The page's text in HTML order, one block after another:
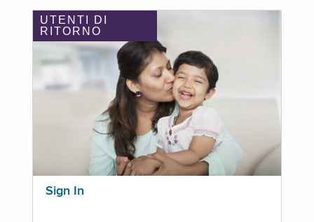
UTENTI DI
RITORNO
Sign In